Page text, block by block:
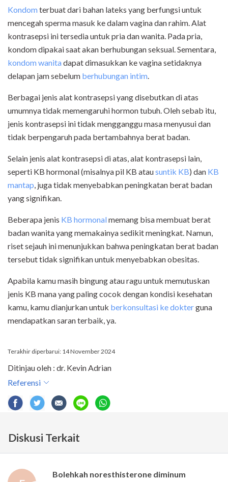
Kondomterbuat dari bahan lateks yang berfungsi untuk
mencegah sperma masuk ke dalam vagina dan rahim. Alat
kontrasepsi ini tersedia untuk pria dan wanita. Pada pria,
kondom dipakai saat akan berhubungan seksual. Sementara,
kondom wanitadapat dimasukkan ke vagina setidaknya
delapan jam sebelum berhubungan intim.
Berbagai jenis alat kontrasepsi yang disebutkan di atas
umumnya tidak memengaruhi hormon tubuh. Oleh sebab itu,
jenis kontrasepsi ini tidak mengganggu masa menyusui dan
tidak berpengaruh pada bertambahnya berat badan.
Selain jenis alat kontrasepsi di atas, alat kontrasepsi lain,
seperti KB hormonal (misalnya pil KB atausuntik KB) dan KB
mantap, juga tidak menyebabkan peningkatan berat badan
yang signifikan.
Beberapa jenis KB hormonalmemang bisa membuat berat
badan wanita yang memakainya sedikit meningkat. Namun,
riset sejauh ini menunjukkan bahwa peningkatan berat badan
tersebut tidak signifikan untuk menyebabkan obesitas.
Apabila kamu masih bingung atau ragu untuk memutuskan
jenis KB mana yang paling cocok dengan kondisi kesehatan
kamu, kamu dianjurkan untuk berkonsultasi ke dokterguna
mendapatkan saran terbaik, ya.
Terakhir diperbarui: 14 November 2024